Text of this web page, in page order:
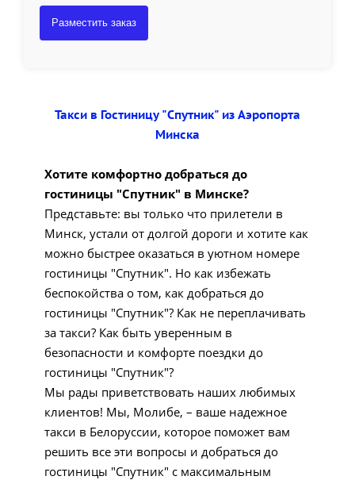
Разместить заказ
Такси в Гостиницу "Спутник" из Аэропорта
Минска
Хотите комфортно добраться до
гостиницы "Спутник" в Минске?
Представьте: вы только что прилетели в
Минск, устали от долгой дороги и хотите как
можно быстрее оказаться в уютном номере
гостиницы "Спутник". Но как избежать
беспокойства о том, как добраться до
гостиницы "Спутник"? Как не переплачивать
за такси? Как быть уверенным в
безопасности и комфорте поездки до
гостиницы "Спутник"?
Мы рады приветствовать наших любимых
клиентов! Мы, Молибе, – ваше надежное
такси в Белоруссии, которое поможет вам
решить все эти вопросы и добраться до
гостиницы "Спутник" с максимальным